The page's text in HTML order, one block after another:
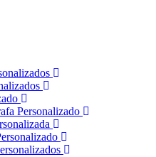
Personalizado